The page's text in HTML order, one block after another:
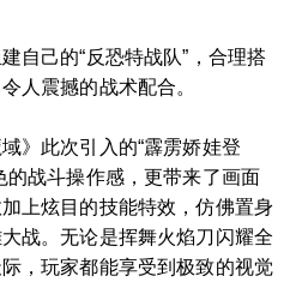
自己的“反恐特战队”，合理搭
人震撼的战术配合。
》此次引入的“霹雳娇娃登
的战斗操作感，更带来了画面
上炫目的技能特效，仿佛置身
战。无论是挥舞火焰刀闪耀全
，玩家都能享受到极致的视觉